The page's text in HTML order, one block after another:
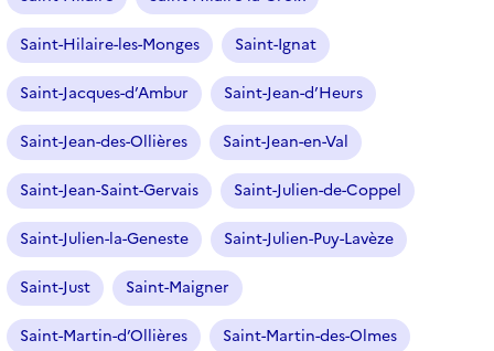
Saint-Hilaire-les-Monges Saint-Ignat
Saint-Jacques-d’Ambur Saint-Jean-d’Heurs
Saint-Jean-des-Ollières Saint-Jean-en-Val
Saint-Jean-Saint-Gervais Saint-Julien-de-Coppel
Saint-Julien-la-Geneste Saint-Julien-Puy-Lavèze
Saint-Just Saint-Maigner
Saint-Martin-d’Ollières Saint-Martin-des-Olmes